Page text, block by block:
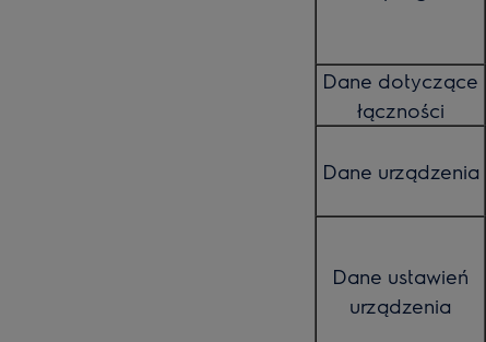
Dane dotyczące
łączności
Dane urządzenia
Dane ustawień
urządzenia